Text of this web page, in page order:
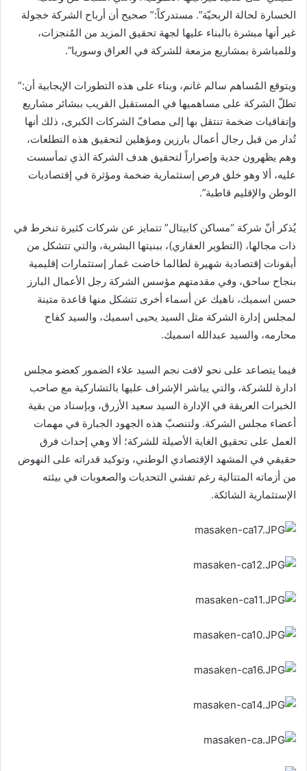
الخسارة لحالة الربحيّة”. مستدركاً:” صحيح أن أرباح الشركة خجولة
غير أنها مبشرة بالبناء عليها لجهة تحقيق المزيد من المُنجزات،
وللمباشرة بمشاريع مزمعة للشركة في العراق وسوريا”.
ويتوقع المُساهم سالم غانم، وبناء على هذه التطورات الإيجابية أن:”
تطلّ الشركة على مساهميها في المستقبل القريب ببشائر مشاريع
وإتفاقيات ضخمة تنتقل بها إلى مصافّ الشركات الكبرى، ذلك أنها
تُدار من قبل رجال أعمال بارزين ومؤهلين لتحقيق هذه التطلعات،
وهم يظهرون جدية وإصراراً لتحقيق هدف الشركة الذي تمأسست
عليه، ألا وهو خلق فرص إستثمارية ضخمة ومؤثرة في إقتصاديات
الوطن والإقليم قاطبة”.
يُذكر أنّ شركة “مساكن كابيتال” تتمايز عن شركات كثيرة تنخرط في
ذات مجالها، (التطوير العقاري)، ببنيتها البشرية، والتي تتشكل من
أيقونات إقتصادية شهيرة لطالما خاضت غمار إستثمارات إقليمية
بنجاح ساحق، وفي مقدمتهم مؤسس الشركة رجل الأعمال البارز
حسن اسميك، ناهيك عن أسماء أخرى تتشكل منها قاعدة متينة
لمجلس إدارة الشركة مثل السيد يحيى اسميك، والسيد كفاح
محارمه، والسيد عبدالله اسميك.
فيما يتصاعد على نحو لافت نجم السيد علاء الضمور كعضو مجلس
ادارة للشركة، والتي يباشر الإشراف عليها بالتشاركية مع صاحب
الخبرات العريقة في الإدارة السيد سعيد الأزرق، وبإسناد من بقية
أعضاء مجلس الشركة. ولتنصبّ هذه الجهود الجبارة في مهمات
العمل على تحقيق الغاية الأصيلة للشركة؛ ألا وهي إحداث فرق
حقيقي في المشهد الإقتصادي الوطني، وتوكيد قدراته على النهوض
من أزماته المتتالية رغم تفشي التحديات والصعوبات في بيئته
الإستثمارية الشائكة.